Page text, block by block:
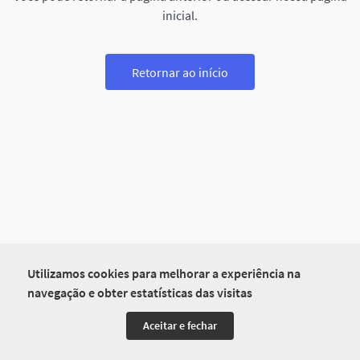
Utilizamos cookies para melhorar a experiência na
navegação e obter estatísticas das visitas
Aceitar e fechar
inicial.
Retornar ao início